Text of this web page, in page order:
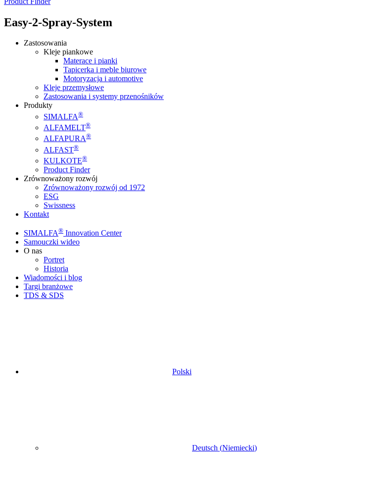
Easy-2-Spray-System
Zastosowania
Kleje piankowe
Materace i pianki
Tapicerka i meble biurowe
Motoryzacja i automotive
Kleje przemysłowe
Zastosowania i systemy przenośników
Produkty
SIMALFA®
ALFAMELT®
ALFAPURA®
ALFAST®
KULKOTE®
Product Finder
Zrównoważony rozwój
Zrównoważony rozwój od 1972
ESG
Swissness
Kontakt
SIMALFA® Innovation Center
Samouczki wideo
O nas
Portret
Historia
Wiadomości i blog
Targi branżowe
TDS & SDS
Polski
Deutsch (Niemiecki)